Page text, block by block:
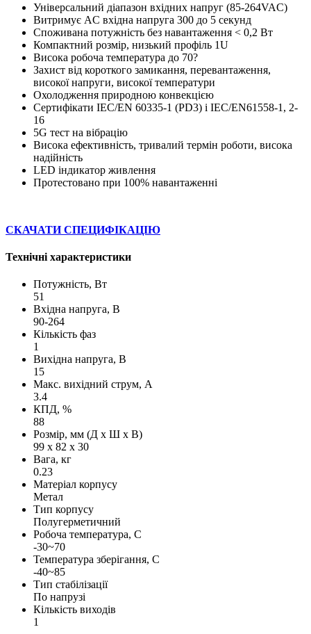
Універсальний діапазон вхідних напруг (85-264VAC)
Витримує AC вхідна напруга 300 до 5 секунд
Споживана потужність без навантаження < 0,2 Вт
Компактний розмір, низький профіль 1U
Висока робоча температура до 70?
Захист від короткого замикання, перевантаження,
високої напруги, високої температури
Охолодження природною конвекцією
Сертифікати IEC/EN 60335-1 (PD3) і IEC/EN61558-1, 2-
16
5G тест на вібрацію
Висока ефективність, тривалий термін роботи, висока
надійність
LED індикатор живлення
Протестовано при 100% навантаженні
СКАЧАТИ СПЕЦИФІКАЦІЮ
Технічні характеристики
Потужність, Вт
51
Вхідна напруга, В
90-264
Кількість фаз
1
Вихідна напруга, В
15
Макс. вихідний струм, А
3.4
КПД, %
88
Розмір, мм (Д х Ш х В)
99 х 82 х 30
Вага, кг
0.23
Матеріал корпусу
Метал
Тип корпусу
Полугерметичний
Робоча температура, С
-30~70
Температура зберігання, С
-40~85
Тип стабілізації
По напрузі
Кількість виходів
1